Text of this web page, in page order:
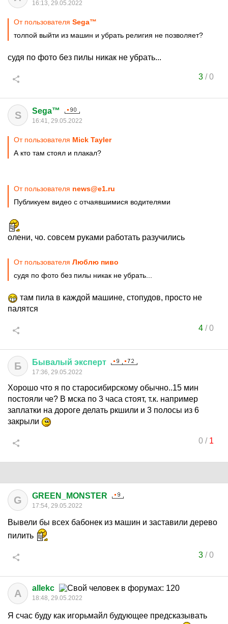
16:13, 29.05.2022
От пользователя Sega™
толпой выйти из машин и убрать религия не позволяет?
судя по фото без пилы никак не убрать...
3/0
S Sega™
16:41, 29.05.2022
От пользователя Mick Tayler
А кто там стоял и плакал?
От пользователя news@e1.ru
Публикуем видео с отчаявшимися водителями
олени, чо. совсем руками работать разучились
От пользователя Люблю пиво
судя по фото без пилы никак не убрать...
там пила в каждой машине, стопудов, просто не
палятся
4/0
Б Бывалый эксперт
17:36, 29.05.2022
Хорошо что я по старосибирскому обычно..15 мин
постояли че? В мска по 3 часа стоят, т.к. например
заплатки на дороге делать ркшили и 3 полосы из 6
закрыли
0/ 1
G GREEN_MONSTER
17:54, 29.05.2022
Вывели бы всех бабонек из машин и заставили дерево
пилить
3/0
A allekc
18:48, 29.05.2022
Я счас буду как игорьмайл будующее предсказывать